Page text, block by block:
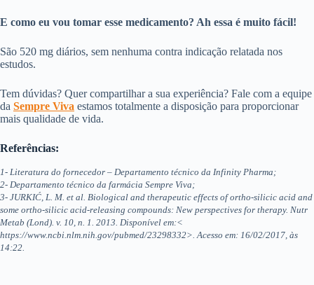
E como eu vou tomar esse medicamento? Ah essa é muito fácil!
São 520 mg diários, sem nenhuma contra indicação relatada nos
estudos.
Tem dúvidas? Quer compartilhar a sua experiência? Fale com a equipe
da Sempre Viva estamos totalmente a disposição para proporcionar
mais qualidade de vida.
Referências:
1- Literatura do fornecedor – Departamento técnico da Infinity Pharma;
2- Departamento técnico da farmácia Sempre Viva;
3- JURKIĆ, L. M. et al. Biological and therapeutic effects of ortho-silicic acid and
some ortho-silicic acid-releasing compounds: New perspectives for therapy. Nutr
Metab (Lond). v. 10, n. 1. 2013. Disponível em:<
https://www.ncbi.nlm.nih.gov/pubmed/23298332>. Acesso em: 16/02/2017, às
14:22.